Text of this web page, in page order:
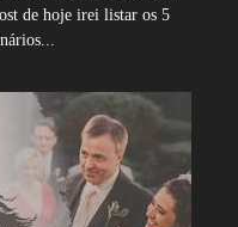
de hoje irei listar os 5